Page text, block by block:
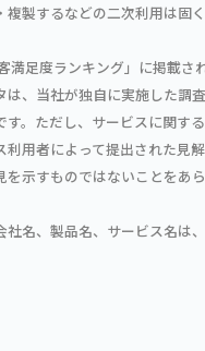
複製するなどの二次利用は固
満足度ランキング」に掲載さ
は、当社が独自に実施した調
す。ただし、サービスに関す
用者によって提出された見解
を示すものではないことをあ
社名、製品名、サービス名は